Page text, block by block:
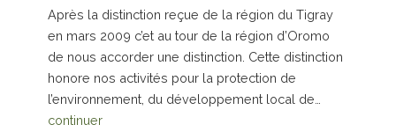
Après la distinction reçue de la région du Tigray
en mars 2009 c’et au tour de la région d’Oromo
de nous accorder une distinction. Cette distinction
honore nos activités pour la protection de
l’environnement, du développement local de…
continuer